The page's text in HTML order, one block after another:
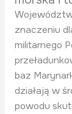
znaczeniu
militarnego
baz
działają w
powodu